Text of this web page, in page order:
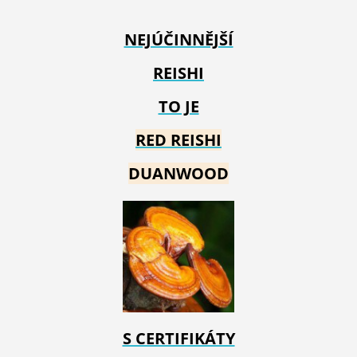
NEJÚČINNĚJŠÍ
REISHI
TO JE
RED REISHI
DUANWOOD
S CERTIFIKÁTY